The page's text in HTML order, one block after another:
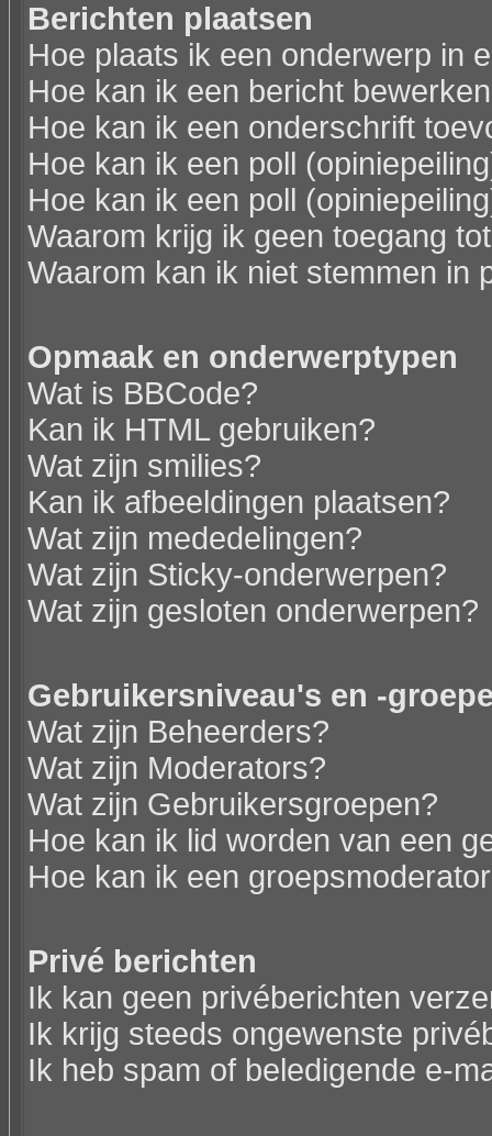
Berichten plaatsen
Hoe plaats ik een onderwerp in
Hoe kan ik een bericht
Hoe kan ik een onderschrift
Hoe kan ik een poll
Hoe kan ik een poll
Waarom krijg ik geen toegang
Waarom kan ik niet stemmen in
Opmaak en onderwerptypen
Wat is BBCode?
Kan ik HTML gebruiken?
Wat zijn smilies?
Kan ik afbeeldingen plaatsen?
Wat zijn mededelingen?
Wat zijn Sticky-onderwerpen?
Wat zijn gesloten onderwerpen?
Gebruikersniveau's en -
Wat zijn Beheerders?
Wat zijn Moderators?
Wat zijn Gebruikersgroepen?
Hoe kan ik lid worden van een
Hoe kan ik een
Privé berichten
Ik kan geen privéberichten
Ik krijg steeds ongewenste
Ik heb spam of beledigende e-